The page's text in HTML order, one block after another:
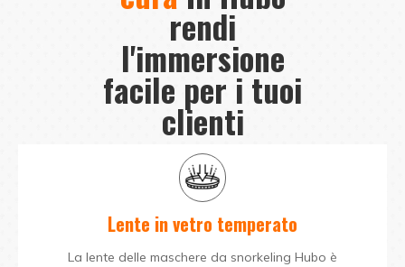
rendi
l'immersione
facile per i tuoi
clienti
Lente in vetro temperato
La lente delle maschere da snorkeling Hubo è